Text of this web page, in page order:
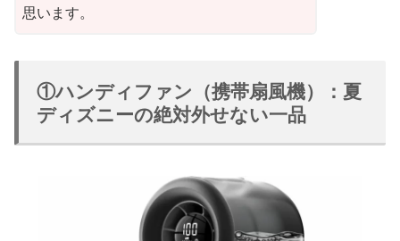
思います。
①ハンディファン（携帯扇風機）：夏
ディズニーの絶対外せない一品